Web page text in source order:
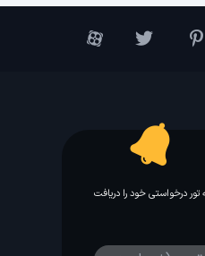
درخواستی خود را دریافت